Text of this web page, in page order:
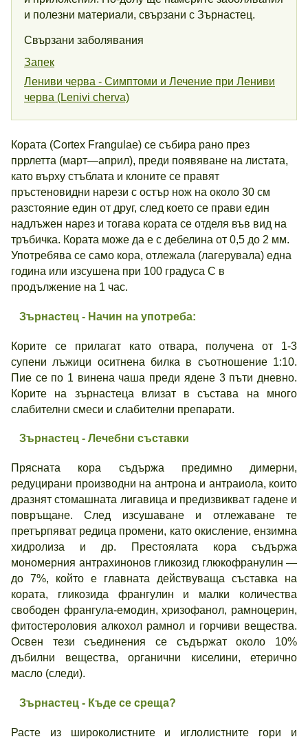
и полезни материали, свързани с Зърнастец.
Свързани заболявания
Запек
Лениви черва - Симптоми и Лечение при Лениви
черва (Lenivi cherva)
Кората (Cortex Frangulae) се събира рано през
пррлетта (март—април), преди появяване на листата,
като върху стъблата и клоните се правят
пръстеновидни нарези с остър нож на около 30 см
разстояние един от друг, след което се прави един
надлъжен нарез и тогава кората се отделя във вид на
тръбичка. Кората може да е с дебелина от 0,5 до 2 мм.
Употребява се само кора, отлежала (лагерувала) една
година или изсушена при 100 градуса С в
продължение на 1 час.
Зърнастец - Начин на употреба:
Корите се прилагат като отвара, получена от 1-3
супени лъжици оситнена билка в съотношение 1:10.
Пие се по 1 винена чаша преди ядене 3 пъти дневно.
Корите на зърнастеца влизат в състава на много
слабителни смеси и слабителни препарати.
Зърнастец - Лечебни съставки
Прясната кора съдържа предимно димерни,
редуцирани производни на антрона и антраиола, които
дразнят стомашната лигавица и предизвикват гадене и
повръщане. След изсушаване и отлежаване те
претърпяват редица промени, като окисление, ензимна
хидролиза и др. Престоялата кора съдържа
мономерния антрахинонов гликозид глюкофранулин —
до 7%, който е главната действуваща съставка на
кората, гликозида франгулин и малки количества
свободен франгула-емодин, хризофанол, рамноцерин,
фитостероловия алкохол рамнол и горчиви вещества.
Освен тези съединения се съдържат около 10%
дъбилни вещества, органични киселини, етерично
масло (следи).
Зърнастец - Къде се среща?
Расте из широколистните и иглолистните гори и